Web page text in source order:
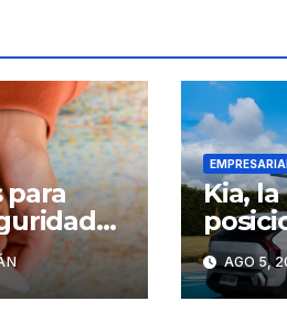
para
Kia,
uno
AGO 5,